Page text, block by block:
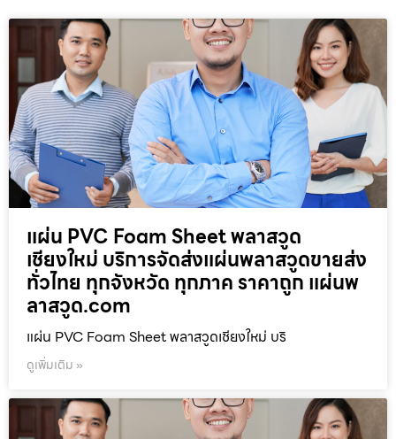
แผ่น PVC Foam Sheet พลาสวูด
เชียงใหม่ บริการจัดส่งแผ่นพลาสวูดขายส่ง
ทั่วไทย ทุกจังหวัด ทุกภาค ราคาถูก แผ่นพ
ลาสวูด.com
แผ่น PVC Foam Sheet พลาสวูดเชียงใหม่ บริ
ดูเพิ่มเติม »